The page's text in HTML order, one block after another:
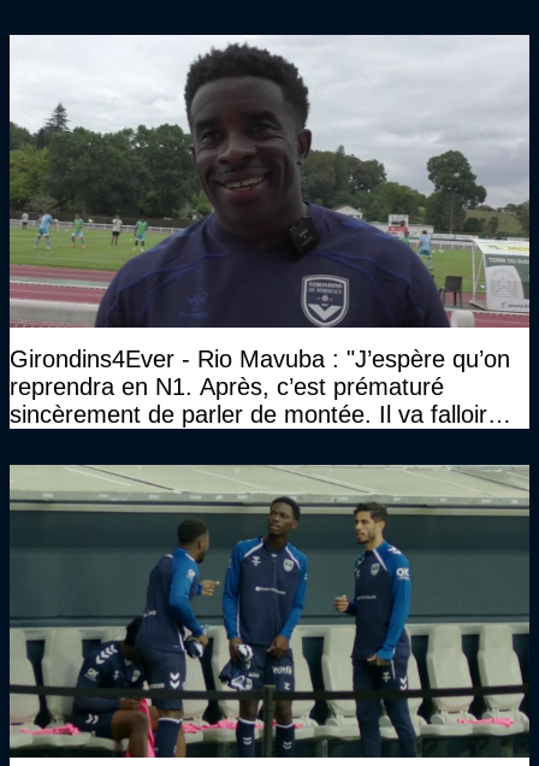
Girondins4Ever - Rio Mavuba : "J’espère qu’on
reprendra en N1. Après, c’est prématuré
sincèrement de parler de montée. Il va falloir